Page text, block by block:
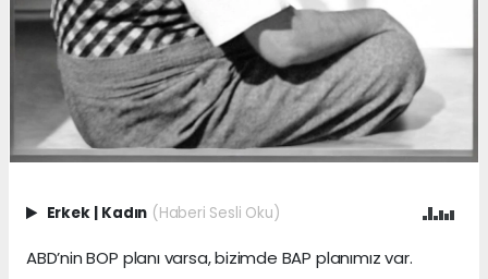
Erkek | Kadın (Haberi Sesli Oku)
ABD’nin BOP planı varsa, bizimde BAP planımız var.